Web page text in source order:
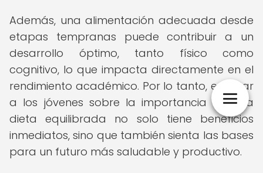
Además, una alimentación adecuada desde
etapas tempranas puede contribuir a un
desarrollo óptimo, tanto físico como
cognitivo, lo que impacta directamente en el
rendimiento académico. Por lo tanto, enseñar
a los jóvenes sobre la importancia de una
dieta equilibrada no solo tiene beneficios
inmediatos, sino que también sienta las bases
para un futuro más saludable y productivo.